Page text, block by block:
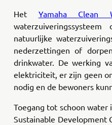
Het Yamaha Clean
natuurlijke
nederzettingen of
drinkwater. De werking
elektriciteit, er zijn geen
nodig en de bewoners
Toegang tot schoon water
Sustainable Development